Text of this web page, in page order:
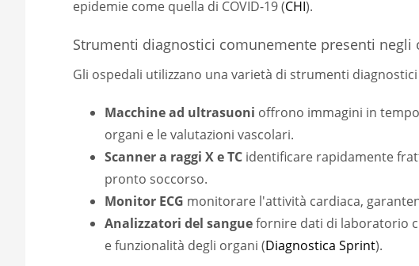
epidemie come quella di COVID-19 (CHI).
Strumenti diagnostici comunemente presenti negli
Gli ospedali utilizzano una varietà di strumenti
Macchine ad ultrasuoni offrono immagini in
organi e le valutazioni vascolari.
Scanner a raggi X e TC identificare rapidamente
pronto soccorso.
Monitor ECG monitorare l'attività cardiaca,
Analizzatori del sanguefornire dati di laboratorio
e funzionalità degli organi (Diagnostica Sprint).